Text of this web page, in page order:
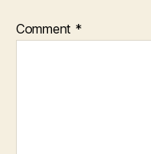
Comment *